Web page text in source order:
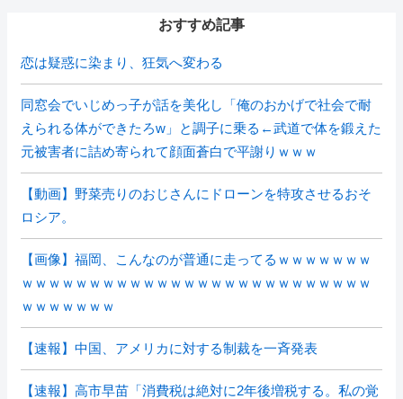
おすすめ記事
恋は疑惑に染まり、狂気へ変わる
同窓会でいじめっ子が話を美化し「俺のおかげで社会で耐
えられる体ができたろw」と調子に乗る←武道で体を鍛えた
元被害者に詰め寄られて顔面蒼白で平謝りｗｗｗ
【動画】野菜売りのおじさんにドローンを特攻させるおそ
ロシア。
【画像】福岡、こんなのが普通に走ってるｗｗｗｗｗｗｗ
ｗｗｗｗｗｗｗｗｗｗｗｗｗｗｗｗｗｗｗｗｗｗｗｗｗｗ
ｗｗｗｗｗｗｗ
【速報】中国、アメリカに対する制裁を一斉発表
【速報】高市早苗「消費税は絶対に2年後増税する。私の覚